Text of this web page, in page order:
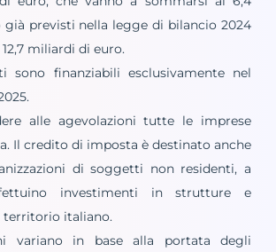
previsti nella legge di bilancio 2024
miliardi di euro.
sono finanziabili esclusivamente nel
alle agevolazioni tutte le imprese
Il credito di imposta è destinato anche
di soggetti non residenti, a
investimenti in strutture e
italiano.
variano in base alla portata degli